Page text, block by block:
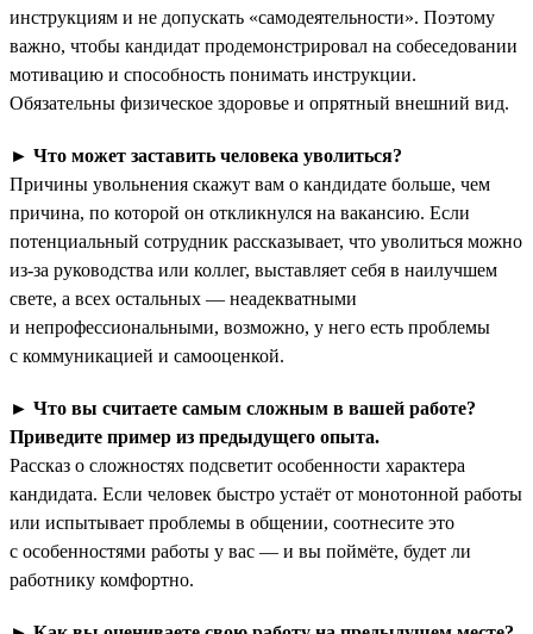
инструкциям и не допускать «самодеятельности». Поэтому
важно, чтобы кандидат продемонстрировал на собеседовании
мотивацию и способность понимать инструкции.
Обязательны физическое здоровье и опрятный внешний вид.
► Что может заставить человека уволиться?
Причины увольнения скажут вам о кандидате больше, чем
причина, по которой он откликнулся на вакансию. Если
потенциальный сотрудник рассказывает, что уволиться можно
из-за руководства или коллег, выставляет себя в наилучшем
свете, а всех остальных — неадекватными
и непрофессиональными, возможно, у него есть проблемы
с коммуникацией и самооценкой.
► Что вы считаете самым сложным в вашей работе?
Приведите пример из предыдущего опыта.
Рассказ о сложностях подсветит особенности характера
кандидата. Если человек быстро устаёт от монотонной работы
или испытывает проблемы в общении, соотнесите это
с особенностями работы у вас — и вы поймёте, будет ли
работнику комфортно.